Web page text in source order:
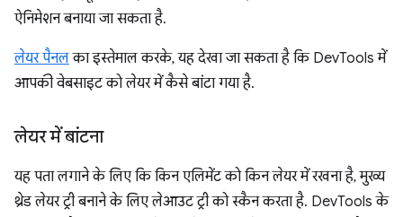
ऐनिमेशन बनाया जा सकता है.
लेयर पैनलका इस्तेमाल करके, यह देखा जा सकता है कि DevTools में
आपकी वेबसाइट को लेयर में कैसे बांटा गया है.
लेयर में बांटना
यह पता लगाने के लिए कि किन एलिमेंट को किन लेयर में रखना है, मुख्य
थ्रेड लेयर ट्री बनाने के लिए लेआउट ट्री को स्कैन करता है. DevTools के